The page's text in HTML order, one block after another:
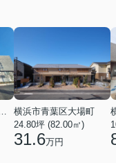
横浜市青葉区大場町
24.80坪 (82.00㎡)
31.6万円